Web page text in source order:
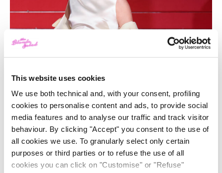
This website uses cookies
We use both technical and, with your consent, profiling
cookies to personalise content and ads, to provide social
media features and to analyse our traffic and track visitor
behaviour. By clicking "Accept" you consent to the use of
all cookies we use. To granularly select only certain
purposes or third parties or to refuse the use of all
cookies you can click on "Customise" or "Refuse"